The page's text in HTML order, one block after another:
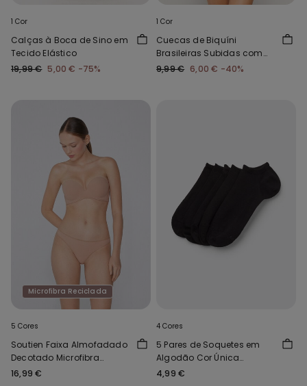
1 Cor
Calças à Boca de Sino em
Tecido Elástico
19,99 € 5,00 € -75%
1 Cor
Cuecas de Biquíni
Brasileiras Subidas com
Franzido Micro Reciclada
9,99 € 6,00 € -40%
Microfibra Reciclada
5 Cores
Soutien Faixa Almofadado
Decotado Microfibra
Reciclada
16,99 €
4 Cores
5 Pares de Soquetes em
Algodão Cor Única
Unissexo
4,99 €